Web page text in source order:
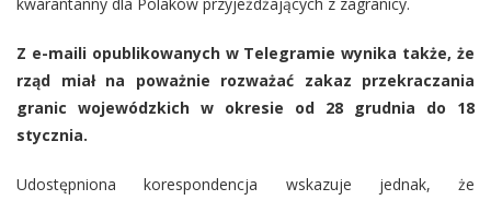
Z e-maili opublikowanych w Telegramie wynika także, że
rząd miał na poważnie rozważać zakaz przekraczania
granic wojewódzkich w okresie od 28 grudnia do 18
stycznia.
Udostępniona korespondencja wskazuje jednak, że